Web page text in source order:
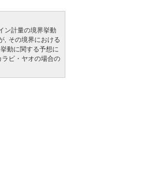
ン計量の境界挙動
, その境界における
動に関する予想に
ビ・ヤオの場合の